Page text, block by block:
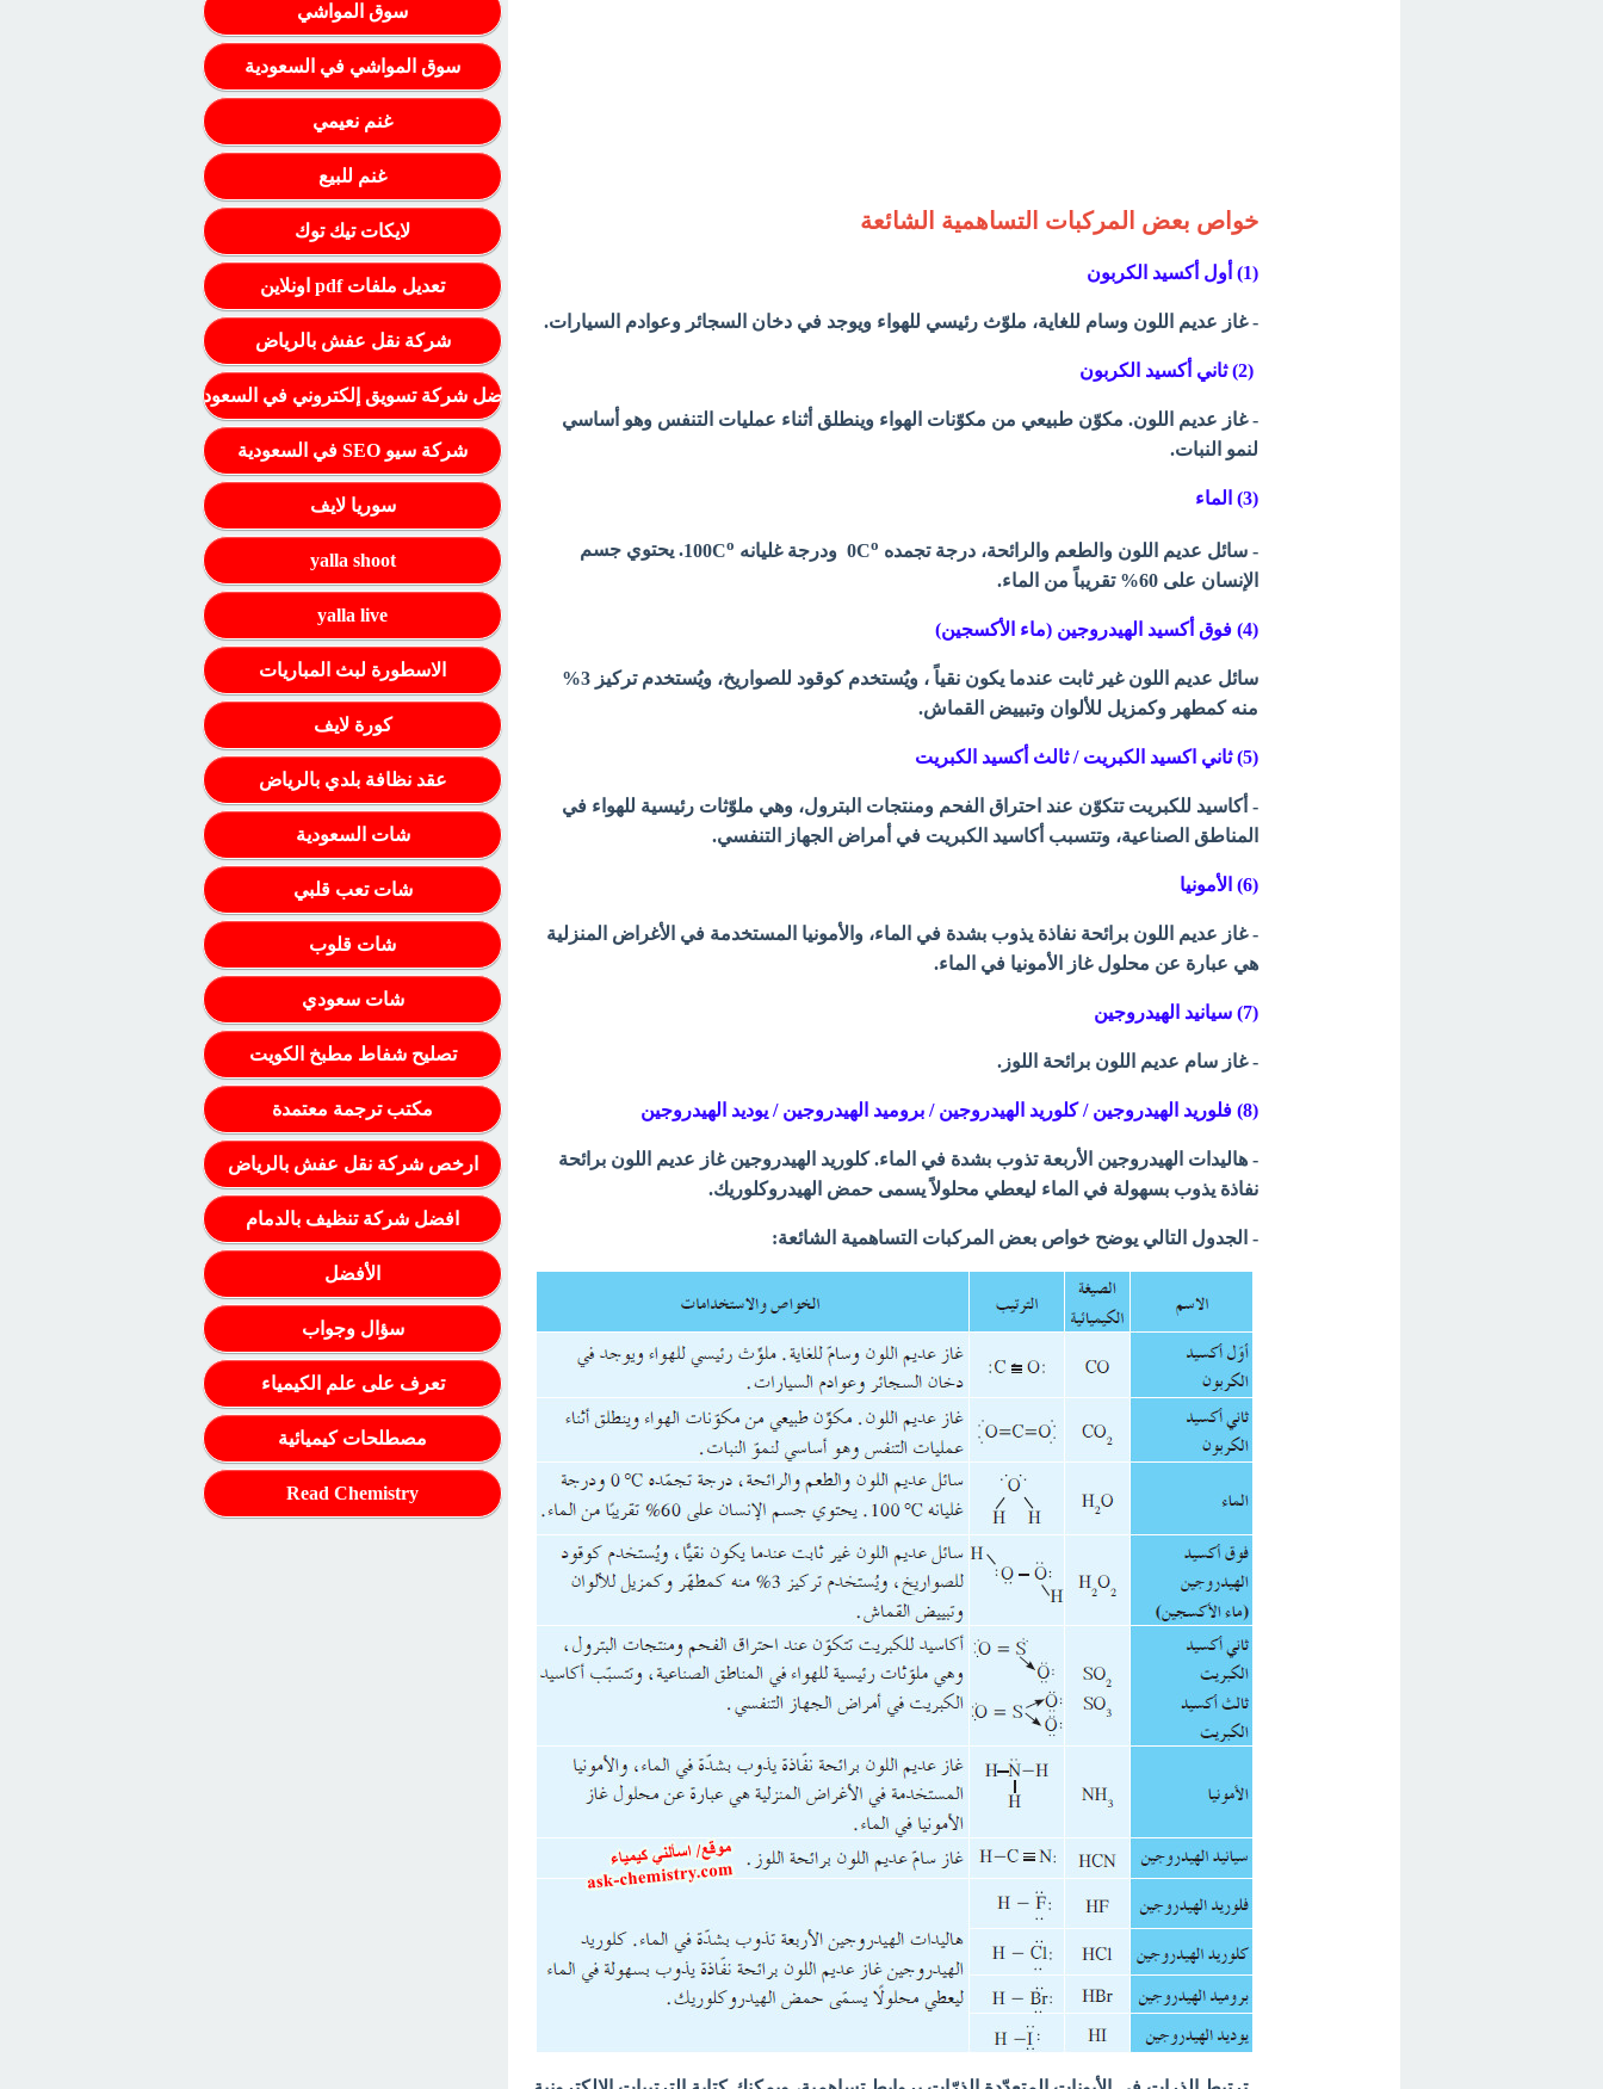
خواص بعض المركبات التساهمية الشائعة
(1) أول أكسيد الكربون
- غاز عديم اللون وسام للغاية، ملوّث رئيسي للهواء ويوجد فيدخان السجائر وعوادم السيارات.
(2) ثاني أكسيد الكربون
- غاز عديم اللون. مكوّن طبيعي من مكوّنات الهواء وينطلق أثناء عمليات التنفس وهو أساسي
لنمو النبات.
(3) الماء
- سائل عديم اللون والطعم والرائحة، درجة تجمده 0C o ودرجة غليانه 100Co
. يحتوي جسم
الإنسان على 60% تقريباً من الماء.
(4) فوق أكسيد الهيدروجين (ماء الأكسجين)
سائل عديم اللون غير ثابت عندما يكون نقياً ، ويُستخدم كوقود للصواريخ، ويُستخدم تركيز 3%
منه كمطهر وكمزيل للألوان وتبييض القماش.
(5) ثاني اكسيد الكبريت / ثالث أكسيد الكبريت
- أكاسيد للكبريت تتكوّن عند احتراق الفحم ومنتجات البترول، وهي ملوّثات رئيسية للهواء في
المناطق الصناعية، وتتسبب أكاسيد الكبريت في أمراض الجهاز التنفسي.
(6) الأمونيا
- غاز عديم اللون برائحة نفاذة يذوب بشدة في الماء، والأمونيا المستخدمة في الأغراض المنزلية
هي عبارة عن محلول غاز
الأمونيا في الماء.
(7) سيانيد الهيدروجين
- غاز سام عديم اللون برائحة اللوز.
(8) فلوريد الهيدروجين / كلوريد الهيدروجين / بروميد الهيدروجين / يوديد الهيدروجين
- هاليدات الهيدروجين الأربعة تذوب بشدة في الماء. كلوريد الهيدروجين غاز عديم اللون برائحة
نفاذة يذوب بسهولة في الماء ليعطي محلولاً يسمى حمض الهيدروكلوريك.
- الجدول التالي يوضحخواص بعض المركبات التساهمية الشائعة:
سوق المواشي
سوق المواشي في السعودية
غنم نعيمي
غنم للبيع
لايكات تيك توك
تعديل ملفات pdf اونلاين
شركة نقل عفش بالرياض
أفضل شركة تسويق إلكتروني في السعودية
شركة سيو SEO في السعودية
سوريا لايف
yalla shoot
yalla live
الاسطورة لبث المباريات
كورة لايف
عقد نظافة بلدي بالرياض
شات السعودية
شات تعب قلبي
شات قلوب
شات سعودي
تصليح شفاط مطبخ الكويت
مكتب ترجمة معتمدة
ارخص شركة نقل عفش بالرياض
افضل شركة تنظيف بالدمام
الأفضل
سؤال وجواب
تعرف على علم الكيمياء
مصطلحات كيميائية
Read Chemistry